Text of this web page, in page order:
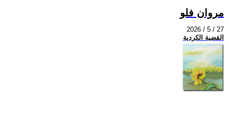
مروان فلو
2026 / 5 / 27
القضية الكردية